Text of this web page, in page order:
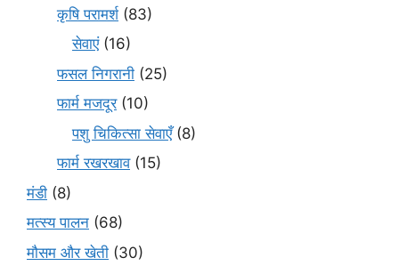
कृषि परामर्श(83)
सेवाएं(16)
फसल निगरानी (25)
फार्म मजदूर(10)
पशु चिकित्सा सेवाएँ(8)
फार्म रखरखाव(15)
मंडी (8)
मत्स्य पालन (68)
मौसम और खेती (30)